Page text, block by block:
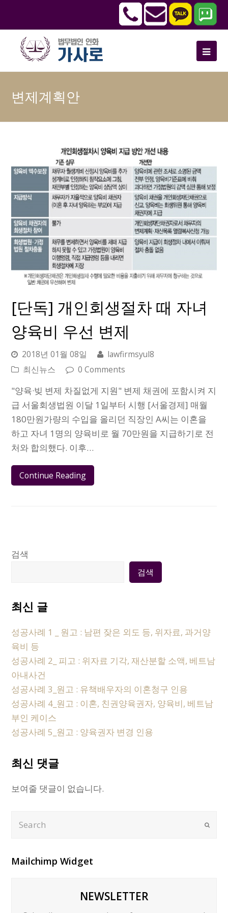
변제계획안
[단독] 개인회생절차 때 자녀
양육비 우선 변제
2018년 01월 08일
lawfirmsyul8
최신뉴스
0 Comments
"양육·빚 변제 차질없게 지원" 변제 채권에 포함시켜 지
급 서울회생법원 이달 1일부터 시행 [서울경제] 매월
180만원가량의 수입을 올리던 직장인 A씨는 이혼을
하고 자녀 1명의 양육비로 월 70만원을 지급하기로 전
처와 합의했다. 이후…
Continue Reading
검색
검색
최신 글
성공사례 1 _ 원고 : 남편 잦은 외도 등, 위자료, 과거양
육비 등
성공사례 2_ 피고 : 위자료 기각, 재산분할 소액, 베트남
아내사건
성공사례 3_원고 : 유책배우자의 이혼청구 인용
성공사례 4_원고 : 이혼, 친권양육권자, 양육비, 베트남
부인 케이스
성공사례 5_원고 : 양육권자 변경 인용
최신 댓글
보여줄 댓글이 없습니다.
Submit
Mailchimp Widget
NEWSLETTER